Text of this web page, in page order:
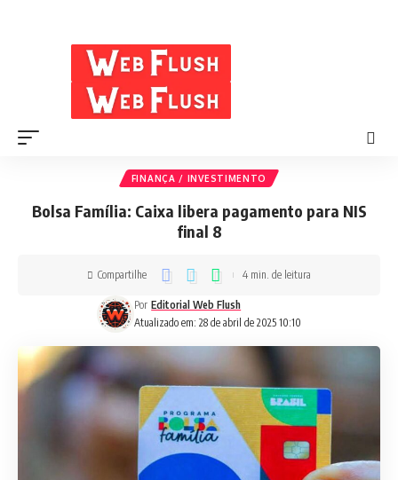
FINANÇA / INVESTIMENTO
Bolsa Família: Caixa libera pagamento para NIS
final 8
Atualizado em: 28 de abril de 2025 10:10
Por Editorial Web Flush
Compartilhe 4 min. de leitura